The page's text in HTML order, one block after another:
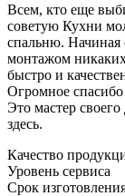
Всем, кто еще
советую Кухни
спальню. Начиная
монтажом
быстро и
Огромное
Это мастер
здесь.
Качество
Уровень сервиса
Срок